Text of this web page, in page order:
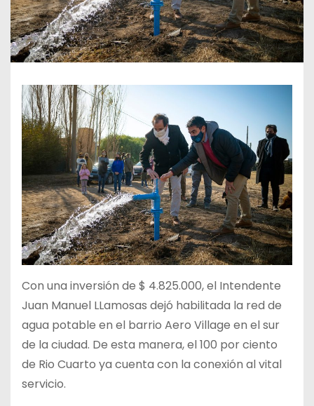
Con una inversión de $ 4.825.000, el Intendente
Juan Manuel LLamosas dejó habilitada la red de
agua potable en el barrio Aero Village en el sur
de la ciudad. De esta manera, el 100 por ciento
de Rio Cuarto ya cuenta con la conexión al vital
servicio.